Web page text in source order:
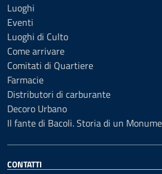
Luoghi
Eventi
Luoghi di Culto
Come arrivare
Comitati di Quartiere
Farmacie
Distributori di carburante
Decoro Urbano
Il fante di Bacoli. Storia di un
CONTATTI